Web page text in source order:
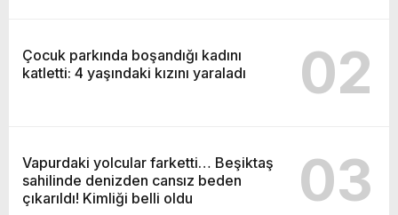
Çocuk parkında boşandığı kadını
katletti: 4 yaşındaki kızını yaraladı
02
Vapurdaki yolcular farketti… Beşiktaş
sahilinde denizden cansız beden
çıkarıldı! Kimliği belli oldu
03